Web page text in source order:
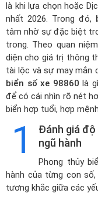
là khi lựa chọn hoặc
nhất 2026. Trong đó,
tâm nhờ sự đặc biệt
trong. Theo quan
diện cho giá trị thông
tài lộc và sự may mắn
biển số xe 98860 là
để có cái nhìn rõ nét
biển hợp tuổi, hợp
1
Đánh giá độ
ngũ hành
Phong thủy
hành của từng con
tương khắc giữa các